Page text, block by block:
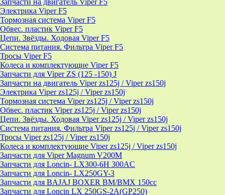
Запчасти на двигатель Viper F5
Электрика Viper F5
Тормозная система Viper F5
Обвес. пластик Viper F5
Цепи. Звёзды. Ходовая Viper F5
Система питания. Фильтра Viper F5
Тросы Viper F5
Колеса и комплектующие Viper F5
Запчасти для Viper ZS (125 -150) J
Запчасти на двигатель Viper zs125j / Viper zs150j
Электрика Viper zs125j / Viper zs150j
Тормозная система Viper zs125j / Viper zs150j
Обвес. пластик Viper zs125j / Viper zs150j
Цепи. Звёзды. Ходовая Viper zs125j / Viper zs150j
Система питания. Фильтра Viper zs125j / Viper zs150j
Тросы Viper zs125j / Viper zs150j
Колеса и комплектующие Viper zs125j / Viper zs150j
Запчасти для Viper Magnum V200M
Запчасти для Loncin- LX300-6H 300AC
Запчасти для Loncin- LX250GY-3
Запчасти для BAJAJ BOXER BM/ВМX 150cc
Запчасти для Loncin LX 250GS-2A(GP250)